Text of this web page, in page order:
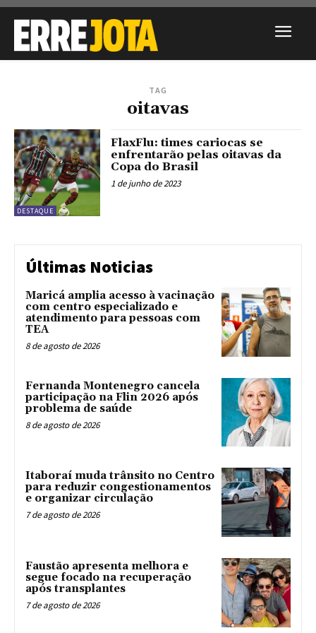
TAG
oitavas
DESTAQUE
FlaxFlu: times cariocas se
enfrentarão pelas oitavas da
Copa do Brasil
1 de junho de 2023
Últimas Noticias
Maricá amplia acesso à vacinação
com centro especializado e
atendimento para pessoas com
TEA
8 de agosto de 2026
Fernanda Montenegro cancela
participação na Flin 2026 após
problema de saúde
8 de agosto de 2026
Itaboraí muda trânsito no Centro
para reduzir congestionamentos
e organizar circulação
7 de agosto de 2026
Faustão apresenta melhora e
segue focado na recuperação
após transplantes
7 de agosto de 2026